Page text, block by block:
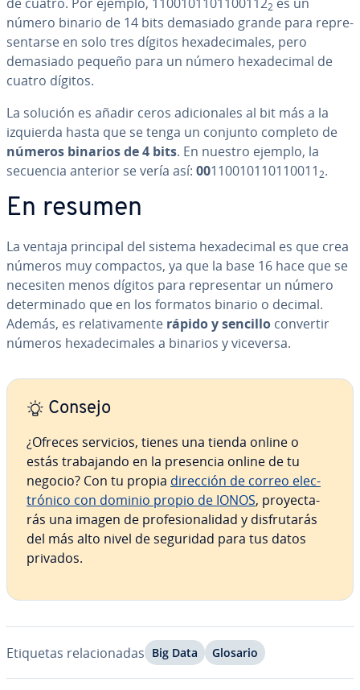
2
número binario de 14 bits demasiado grande para re­pre­
se­n­tar­se en solo tres dígitos he­xa­de­ci­ma­les, pero
demasiado pequeño para un número he­xa­de­ci­mal de
cuatro dígitos.
La solución es añadir ceros adi­cio­na­les al bit más a la
izquierda hasta que se tenga un conjunto completo de
números binarios de 4 bits. En nuestro ejemplo, la
secuencia anterior se vería así: 001100101101100112.
En resumen
La ventaja principal del sistema he­xa­de­ci­mal es que crea
números muy compactos, ya que la base 16 hace que se
necesiten menos dígitos para re­pre­se­n­tar un número
de­te­r­mi­na­do que en los formatos binario o decimal.
Además, es re­la­ti­va­me­n­te rápido y sencillo convertir
números he­xa­de­ci­ma­les a binarios y viceversa.
Consejo
¿Ofreces servicios, tienes una tienda online o
estás tra­ba­ja­n­do en la presencia online de tu
negocio? Con tu propia dirección de correo ele­c­
tró­ni­co con dominio propio de IONOS, pro­ye­c­ta­
rás una imagen de pro­fe­sio­na­li­dad y di­s­fru­ta­rás
del más alto nivel de seguridad para tus datos
privados.
Etiquetas re­la­cio­na­das Big Data Glosario